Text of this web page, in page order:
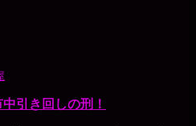
引き回しの刑！